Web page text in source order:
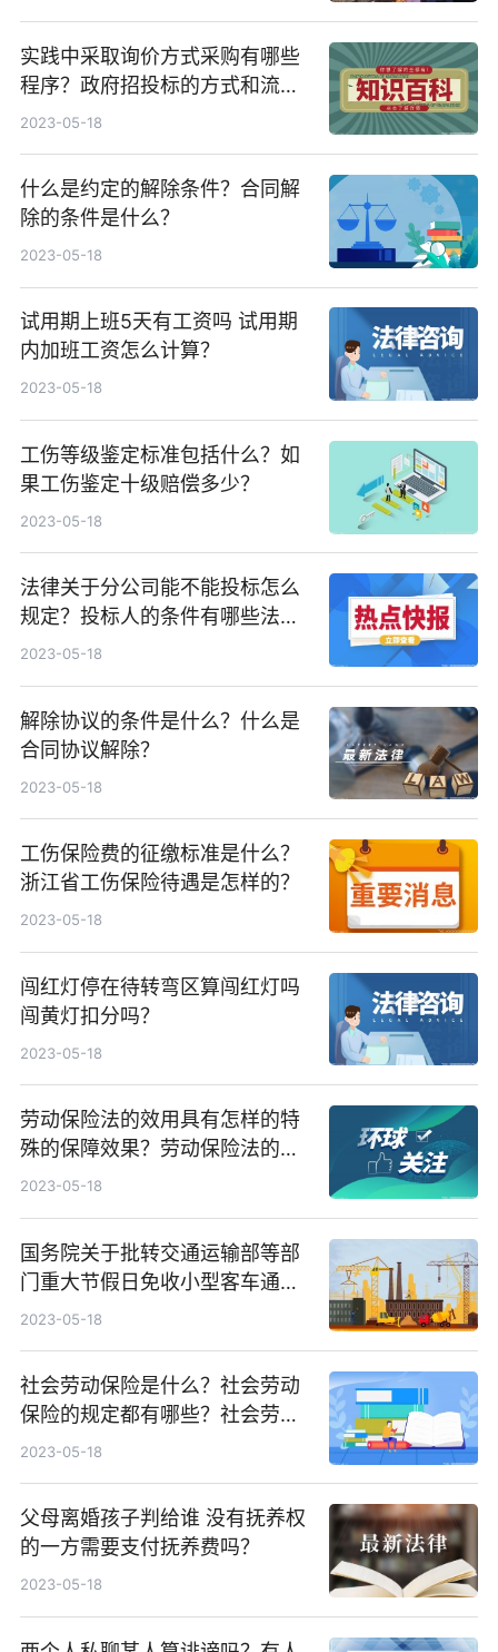
实践中采取询价方式采购有哪些
程序？政府招投标的方式和流程
有哪些？
2023-05-18
什么是约定的解除条件？合同解
除的条件是什么？
2023-05-18
试用期上班5天有工资吗 试用期
内加班工资怎么计算？
2023-05-18
工伤等级鉴定标准包括什么？如
果工伤鉴定十级赔偿多少？
2023-05-18
法律关于分公司能不能投标怎么
规定？投标人的条件有哪些法律
依据？
2023-05-18
解除协议的条件是什么？什么是
合同协议解除？
2023-05-18
工伤保险费的征缴标准是什么？
浙江省工伤保险待遇是怎样的？
2023-05-18
闯红灯停在待转弯区算闯红灯吗
闯黄灯扣分吗？
2023-05-18
劳动保险法的效用具有怎样的特
殊的保障效果？劳动保险法的基
本内容是什么？
2023-05-18
国务院关于批转交通运输部等部
门重大节假日免收小型客车通行
费实施方案的通知 免费通行的车
2023-05-18
社会劳动保险是什么？社会劳动
保险的规定都有哪些？社会劳动
保险缴纳标准是什么？
2023-05-18
父母离婚孩子判给谁 没有抚养权
的一方需要支付抚养费吗？
2023-05-18